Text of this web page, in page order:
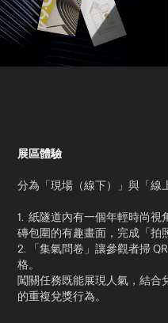
展區體驗
分為「現場（線下）」與「線
1. 紙隧道內有一個年輕時尚
磚包圍的有趣畫面，完成「拍
2. 「集氣問卷」讓參觀者掃
格。
闖關任務既能展現人氣，結合
的重複兌獎行為。